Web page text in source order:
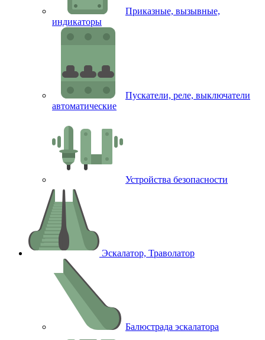
Приказные, вызывные,
индикаторы
Пускатели, реле, выключатели
автоматические
Устройства безопасности
Эскалатор, Траволатор
Балюстрада эскалатора